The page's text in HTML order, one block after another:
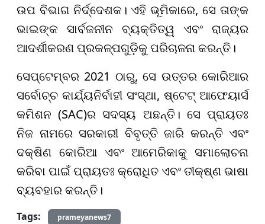
ଉପ ବିଭାଗ ନିର୍ଦ୍ଦେଶକ। ଏହି ଭୂମିକାରେ, ସେ ତାଙ୍କ
ଭାଇଙ୍କ ସାର୍ବଜନୀନ ବ୍ୟକ୍ତିତ୍ୱ ଏବଂ ରାଜ୍ୟର
ଆଦର୍ଶୀକରଣ ପ୍ରକଳ୍ପଗୁଡ଼ିକୁ ପରିଚାଳନା କରନ୍ତି।
ସେପ୍ଟେମ୍ବର 2021 ଠାରୁ, ସେ ଉତ୍ତର କୋରିଆର
ସର୍ବୋଚ୍ଚ କାର୍ଯ୍ୟନିର୍ବାହୀ ସଂସ୍ଥା, ଷ୍ଟେଟ୍ ଆଫେୟାର୍ସ
କମିଶନ (SAC)ର ସଦସ୍ୟ ଅଛନ୍ତି। ସେ ପ୍ରାୟତଃ
ନିଜ ନାମରେ ସରକାରୀ ବିବୃତ୍ତି ଜାରି କରନ୍ତି ଏବଂ
ଦକ୍ଷିଣ କୋରିଆ ଏବଂ ଆମେରିକାକୁ ସମାଲୋଚନା
କରିବା ପାଇଁ ପ୍ରାୟତଃ କ୍ରୋଧିତ ଏବଂ ତୀକ୍ଷ୍ଣ ଭାଷା
ବ୍ୟବହାର କରନ୍ତି।
Tags: prameyanews7